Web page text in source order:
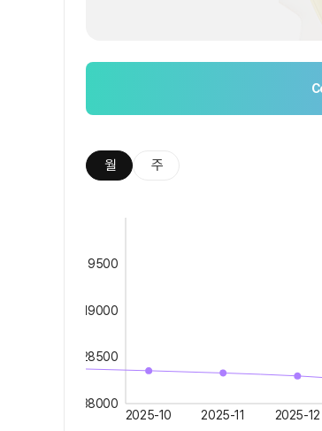
월 주
2025-10 2025-11 2025-12
9500
19000
28500
38000